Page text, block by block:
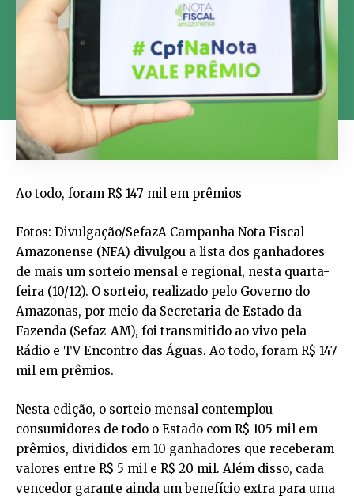
Ao todo, foram R$ 147 mil em prêmios
Fotos: Divulgação/SefazA Campanha Nota Fiscal
Amazonense (NFA) divulgou a lista dos ganhadores
de mais um sorteio mensal e regional, nesta quarta-
feira (10/12). O sorteio, realizado pelo Governo do
Amazonas, por meio da Secretaria de Estado da
Fazenda (Sefaz-AM), foi transmitido ao vivo pela
Rádio e TV Encontro das Águas. Ao todo, foram R$ 147
mil em prêmios.
Nesta edição, o sorteio mensal contemplou
consumidores de todo o Estado com R$ 105 mil em
prêmios, divididos em 10 ganhadores que receberam
valores entre R$ 5 mil e R$ 20 mil. Além disso, cada
vencedor garante ainda um benefício extra para uma